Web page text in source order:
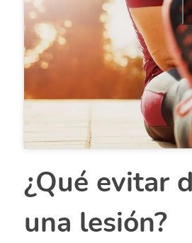
¿Qué evitar
una lesión?